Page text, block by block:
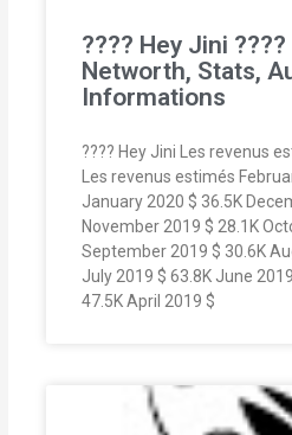
???? Hey Jini
Networth, Stats,
Informations
???? Hey Jini Les revenus
Les revenus estimés
January 2020 $ 36.5K
November 2019 $ 28.1K
September 2019 $ 30.6K
July 2019 $ 63.8K June
47.5K April 2019 $